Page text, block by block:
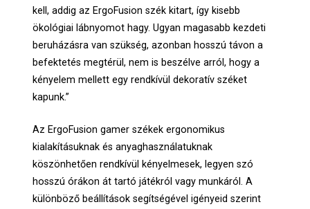
kell, addig az ErgoFusion szék kitart, így kisebb
ökológiai lábnyomot hagy. Ugyan magasabb kezdeti
beruházásra van szükség, azonban hosszú távon a
befektetés megtérül, nem is beszélve arról, hogy a
kényelem mellett egy rendkívül dekoratív széket
kapunk.”
Az ErgoFusion gamer székek ergonomikus
kialakításuknak és anyaghasználatuknak
köszönhetően rendkívül kényelmesek, legyen szó
hosszú órákon át tartó játékról vagy munkáról. A
különböző beállítások segítségével igényeid szerint